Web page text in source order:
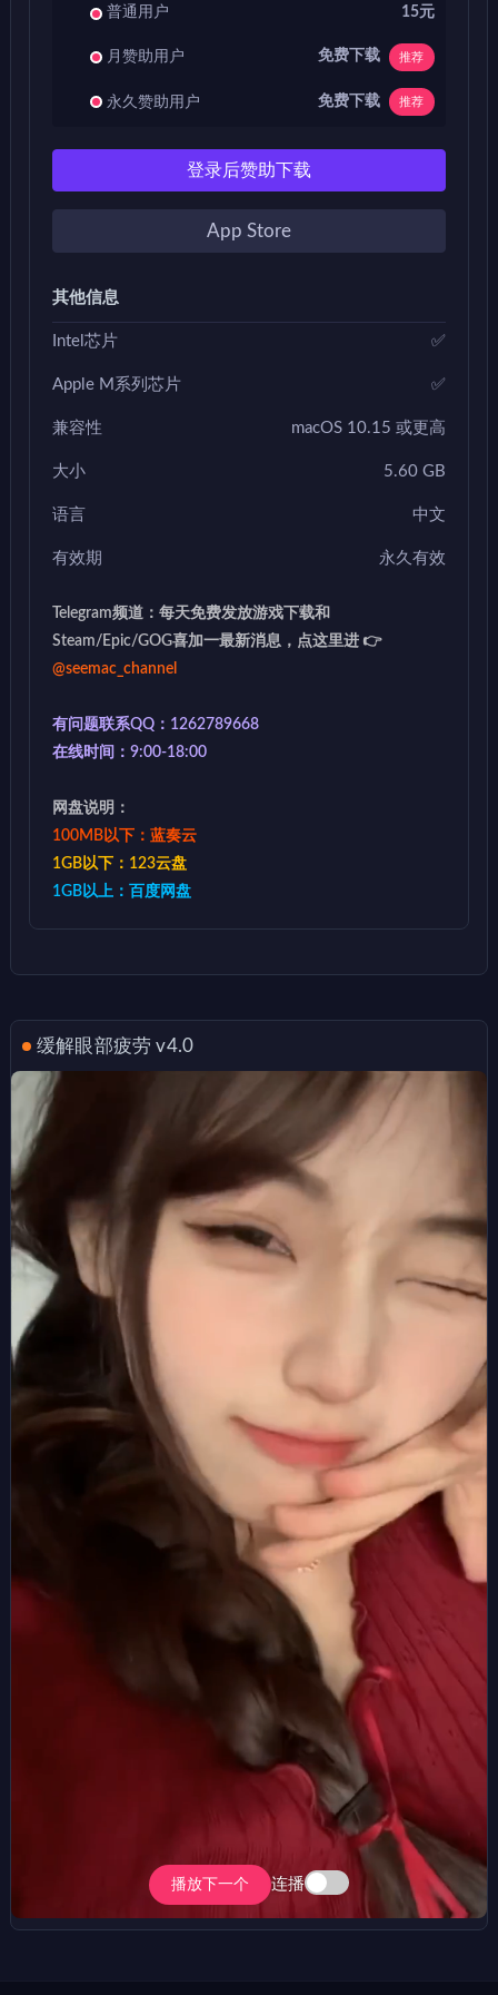
普通用户 15元
月赞助用户 免费下载 推荐
永久赞助用户 免费下载 推荐
登录后赞助下载
App Store
其他信息
Intel芯片 ✅
Apple M系列芯片 ✅
兼容性 macOS 10.15 或更高
大小 5.60 GB
语言 中文
有效期 永久有效
Telegram频道：每天免费发放游戏下载和
Steam/Epic/GOG喜加一最新消息，点这里进 👉
@seemac_channel
有问题联系QQ：1262789668
在线时间：9:00-18:00
网盘说明：
100MB以下：蓝奏云
1GB以下：123云盘
1GB以上：百度网盘
缓解眼部疲劳 v4.0
播放下一个 连播